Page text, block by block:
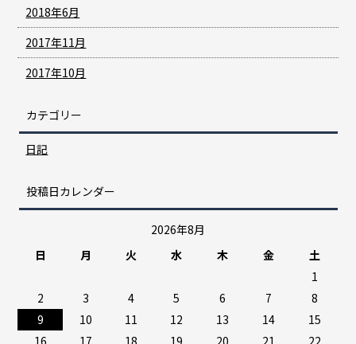
2018年6月
2017年11月
2017年10月
カテゴリー
日記
投稿日カレンダー
2026年8月
日
月 火 水 木 金
土
1
2
3 4 5 6 7
8
9
10 11 12 13 14
15
16
17 18 19 20 21 22